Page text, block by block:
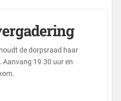
de dorpsraad haar
Aanvang 19.30 uur en